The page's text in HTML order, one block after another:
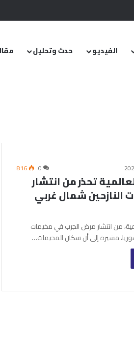
الفيديو حدث وتحليل
0
816
تحذر من انتشار
النازحين شمال غربي
من انتشار مرض الجرب في مخيمات
مشيرة إلى أن سكان المخيمات…